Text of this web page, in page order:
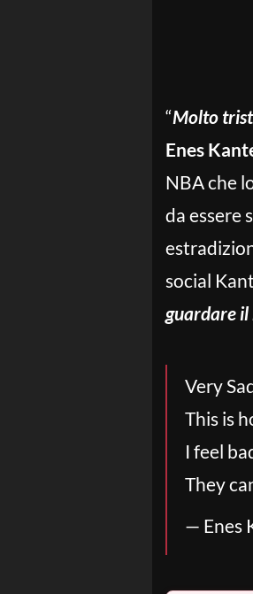
“Molto
Enes
NBA che
da essere
social
guardare il
Very
This is
I feel
They
— Enes